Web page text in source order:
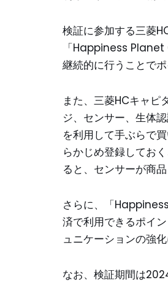
検証に参加する三菱
「Happiness Planet
継続的に行うことで
また、三菱HCキャピ
ジ、センサー、生体
を利用して手ぶらで
らかじめ登録してお
ると、センサーが商
さらに、「
済で利用できるポイ
ュニケーションの強化
なお、検証期間は